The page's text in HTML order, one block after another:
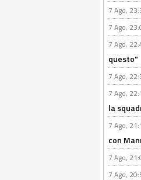
7 Ago,
7 Ago,
7 Ago,
questo"
7 Ago,
7 Ago,
la
7 Ago,
con
7 Ago,
7 Ago,